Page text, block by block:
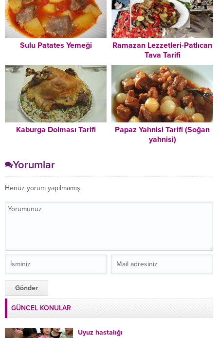
Sulu Patates Yemeği
Ramazan Lezzetleri-Patlıcan
Tava Tarifi
Kaburga Dolması Tarifi
Papaz Yahnisi Tarifi (Soğan
yahnisi)
Yorumlar
Henüz yorum yapılmamış.
GÜNCEL KONULAR
Uyuz hastalığı